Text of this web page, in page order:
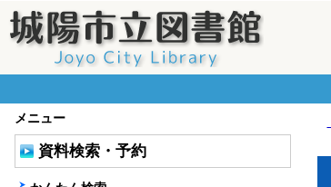
メニュー
資料検索・予約